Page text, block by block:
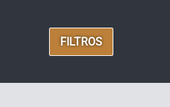
FILTROS